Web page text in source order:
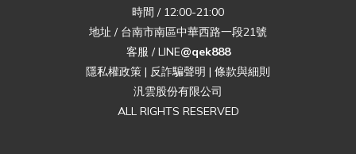
時間 / 12:00-21:00
地址 / 台南市南區中華西路一段21號
客服 / LINE@qek888
隱私權政策 | 反詐騙聲明 | 條款與細則
汎雲股份有限公司
ALL RIGHTS RESERVED